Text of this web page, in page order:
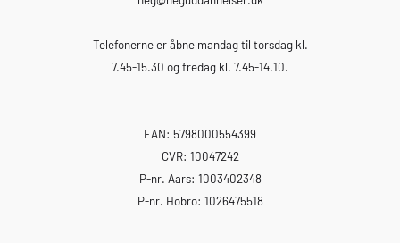
Telefonerne er åbne mandag til torsdag kl.
7.45-15.30 og fredag kl. 7.45-14.10.
EAN: 5798000554399
CVR: 10047242
P-nr. Aars: 1003402348
P-nr. Hobro: 1026475518